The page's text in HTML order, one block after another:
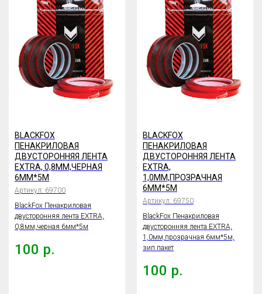
BLACKFOX
ПЕНАКРИЛОВАЯ
ДВУСТОРОННЯЯ ЛЕНТА
EXTRA, 0,8ММ,ЧЕРНАЯ
6ММ*5М
Артикул: 69700
BlackFox Пенакриловая
двусторонняя лента EXTRA,
0,8мм,черная 6мм*5м
100 р.
BLACKFOX
ПЕНАКРИЛОВАЯ
ДВУСТОРОННЯЯ ЛЕНТА
EXTRA,
1,0ММ,ПРОЗРАЧНАЯ
6ММ*5М
Артикул: 69750
BlackFox Пенакриловая
двусторонняя лента EXTRA,
1,0мм,прозрачная 6мм*5м,
зип пакет
100 р.